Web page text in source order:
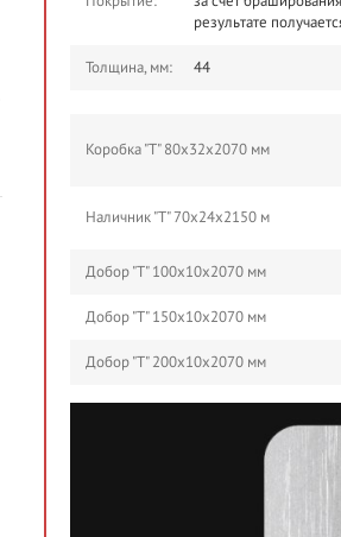
результате
Толщина, мм: 44
Коробка "Т" 80х32х2070 мм
Наличник "Т" 70х24х2150 м
Добор "Т" 100х10х2070 мм
Добор "Т" 150х10х2070 мм
Добор "Т" 200х10х2070 мм